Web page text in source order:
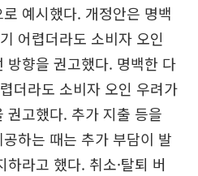
예시했다. 개정안은 명백
어렵더라도 소비자 오인
방향을 권고했다. 명백한 다
더라도 소비자 오인 우려가
권고했다. 추가 지출 등을
하는 때는 추가 부담이 발
라고 했다. 취소·탈퇴 버